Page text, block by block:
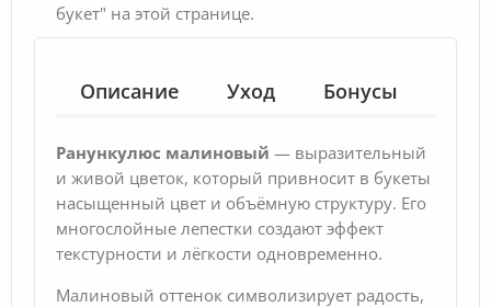
букет" на этой странице.
Описание Уход Бонусы
Ранункулюс малиновый — выразительный
и живой цветок, который привносит в букеты
насыщенный цвет и объёмную структуру. Его
многослойные лепестки создают эффект
текстурности и лёгкости одновременно.
Малиновый оттенок символизирует радость,